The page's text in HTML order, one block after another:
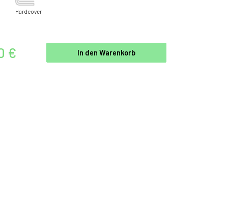
Hardcover
€ In den Warenkorb